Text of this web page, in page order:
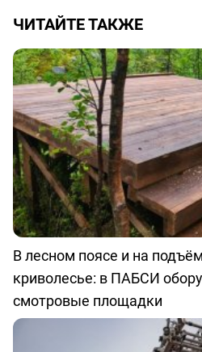
ЧИТАЙТЕ ТАКЖЕ
В лесном поясе и на
криволесье: в ПАБСИ
смотровые площадки